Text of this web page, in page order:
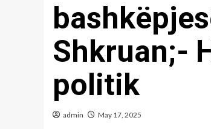
Shkruan;-
politik
admin May 17, 2025